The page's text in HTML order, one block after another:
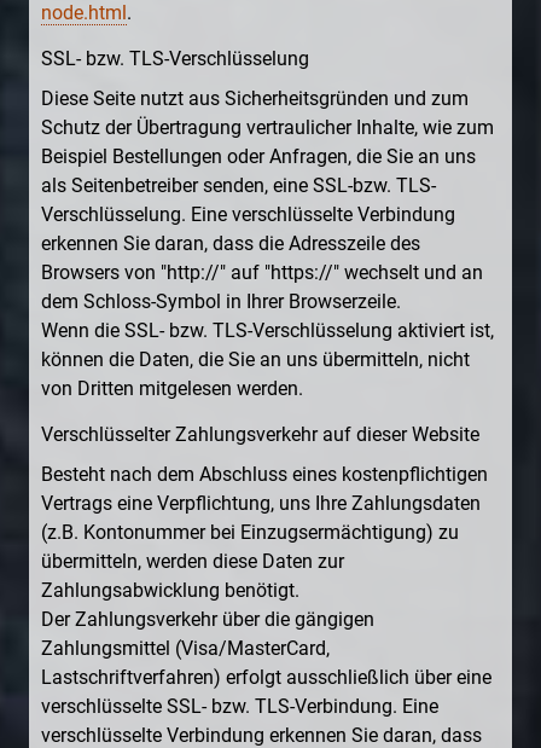
node.html.
SSL- bzw. TLS-Verschlüsselung
Diese Seite nutzt aus Sicherheitsgründen und zum
Schutz der Übertragung vertraulicher Inhalte, wie zum
Beispiel Bestellungen oder Anfragen, die Sie an uns
als Seitenbetreiber senden, eine SSL-bzw. TLS-
Verschlüsselung. Eine verschlüsselte Verbindung
erkennen Sie daran, dass die Adresszeile des
Browsers von "http://" auf "https://" wechselt und an
dem Schloss-Symbol in Ihrer Browserzeile.
Wenn die SSL- bzw. TLS-Verschlüsselung aktiviert ist,
können die Daten, die Sie an uns übermitteln, nicht
von Dritten mitgelesen werden.
Verschlüsselter Zahlungsverkehr auf dieser Website
Besteht nach dem Abschluss eines kostenpflichtigen
Vertrags eine Verpflichtung, uns Ihre Zahlungsdaten
(z.B. Kontonummer bei Einzugsermächtigung) zu
übermitteln, werden diese Daten zur
Zahlungsabwicklung benötigt.
Der Zahlungsverkehr über die gängigen
Zahlungsmittel (Visa/MasterCard,
Lastschriftverfahren) erfolgt ausschließlich über eine
verschlüsselte SSL- bzw. TLS-Verbindung. Eine
verschlüsselte Verbindung erkennen Sie daran, dass